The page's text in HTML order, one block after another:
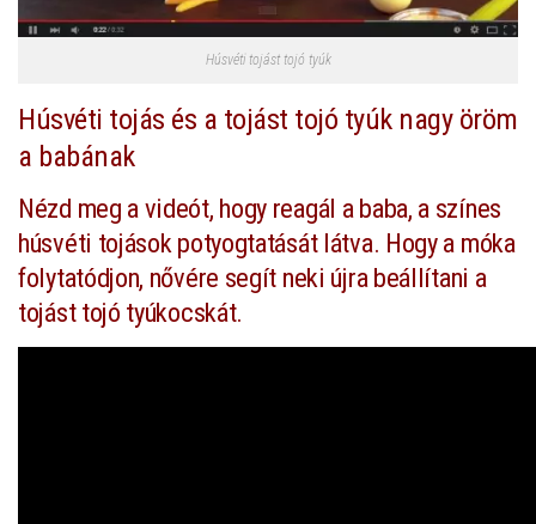
Húsvéti tojást tojó tyúk
Húsvéti tojás és a tojást tojó tyúk nagy öröm
a babának
Nézd meg a videót, hogy reagál a baba, a színes
húsvéti tojások potyogtatását látva. Hogy a móka
folytatódjon, nővére segít neki újra beállítani a
tojást tojó tyúkocskát.